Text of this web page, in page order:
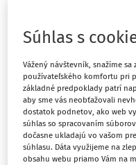
Právo
informácie a na
náhradu pri
sídla:
slovenského práva
Cezhraničné
Súhlas s
Vážený návštevník, snažíme
používateľského komfortu pri
základné predpoklady patrí
aby sme vás neobťažovali
dostatok podnetov, ako web
súhlas so spracovaním
dočasne ukladajú vo vašom
súhlasu. Dáta využijeme na
obsahu webu priamo Vám na